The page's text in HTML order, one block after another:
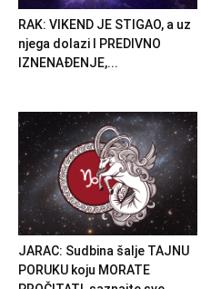
RAK: VIKEND JE STIGAO, a uz
njega dolazi I PREDIVNO
IZNENAĐENJE,...
JARAC: Sudbina šalje TAJNU
PORUKU koju MORATE